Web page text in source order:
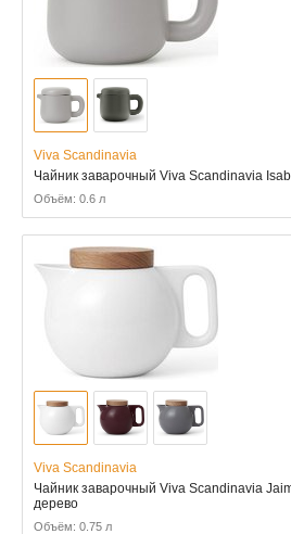
Viva Scandinavia
Чайник заварочный Viva Scandinavia
Объём: 0.6 л
Viva Scandinavia
Чайник заварочный Viva Scandinavia
дерево
Объём: 0.75 л